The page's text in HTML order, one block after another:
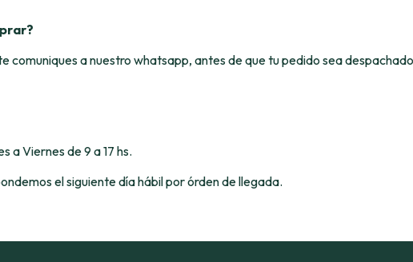
comuniques a nuestro whatsapp, antes de que tu pedido sea
a Viernes de 9 a 17 hs.
el siguiente día hábil por órden de llegada.